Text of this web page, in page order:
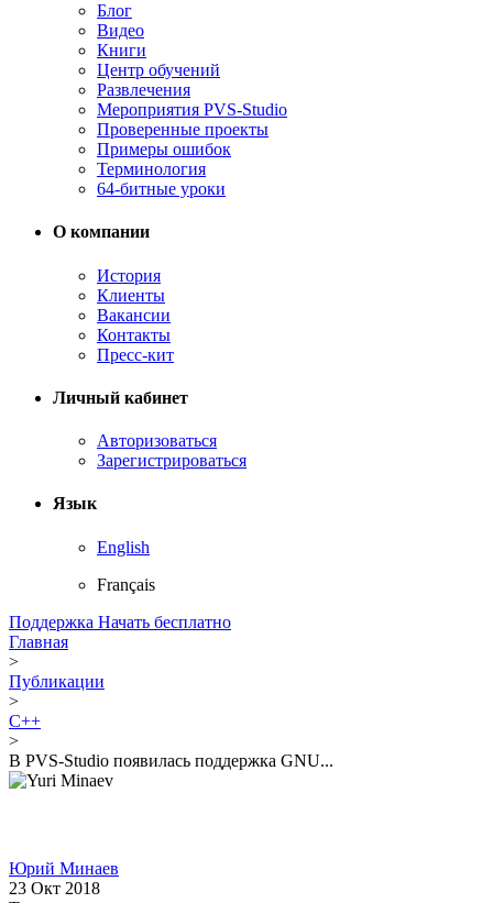
Блог
Видео
Книги
Центр обучений
Развлечения
Мероприятия PVS-Studio
Проверенные проекты
Примеры ошибок
Терминология
64-битные уроки
О компании
История
Клиенты
Вакансии
Контакты
Пресс-кит
Личный кабинет
Авторизоваться
Зарегистрироваться
Язык
English
Français
Поддержка Начать бесплатно
Главная
>
Публикации
>
C++
>
В PVS-Studio появилась поддержка GNU...
Юрий Минаев
23 Окт 2018